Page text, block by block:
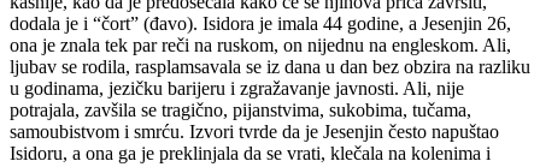
dodala je i “čort” (đavo). Isidora je imala 44 godine, a Jesenjin 26,
ona je znala tek par reči na ruskom, on nijednu na engleskom. Ali,
ljubav se rodila, rasplamsavala se iz dana u dan bez obzira na razliku
u godinama, jezičku barijeru i zgražavanje javnosti. Ali, nije
potrajala, zavšila se tragično, pijanstvima, sukobima, tučama,
samoubistvom i smrću. Izvori tvrde da je Jesenjin često napuštao
Isidoru, a ona ga je preklinjala da se vrati, klečala na kolenima i